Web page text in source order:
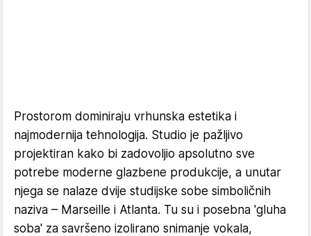
Prostorom dominiraju vrhunska estetika i
najmodernija tehnologija. Studio je pažljivo
projektiran kako bi zadovoljio apsolutno sve
potrebe moderne glazbene produkcije, a unutar
njega se nalaze dvije studijske sobe simboličnih
naziva – Marseille i Atlanta. Tu su i posebna 'gluha
soba' za savršeno izolirano snimanje vokala,